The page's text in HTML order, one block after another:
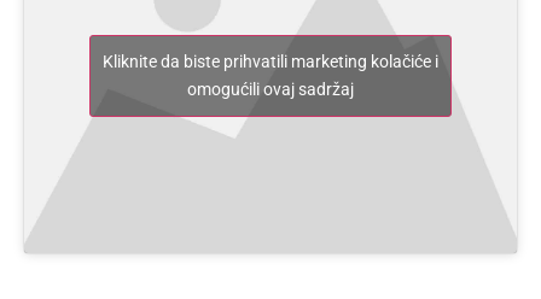
Kliknite da biste prihvatili marketing kolačiće i
omogućili ovaj sadržaj